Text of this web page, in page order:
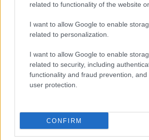
related to functionality of the website
I want to allow Google to enable
related to personalization.
I want to allow Google to enable
related to security, including
functionality and fraud prevention, and
user protection.
CONFIRM